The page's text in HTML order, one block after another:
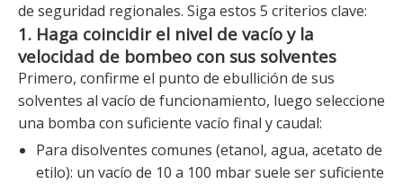
de seguridad regionales. Siga estos 5 criterios clave:
1. Haga coincidir el nivel de vacío y la
velocidad de bombeo con sus solventes
Primero, confirme el punto de ebullición de sus
solventes al vacío de funcionamiento, luego seleccione
una bomba con suficiente vacío final y caudal:
Para disolventes comunes (etanol, agua, acetato de
etilo): un vacío de 10 a 100 mbar suele ser suficiente